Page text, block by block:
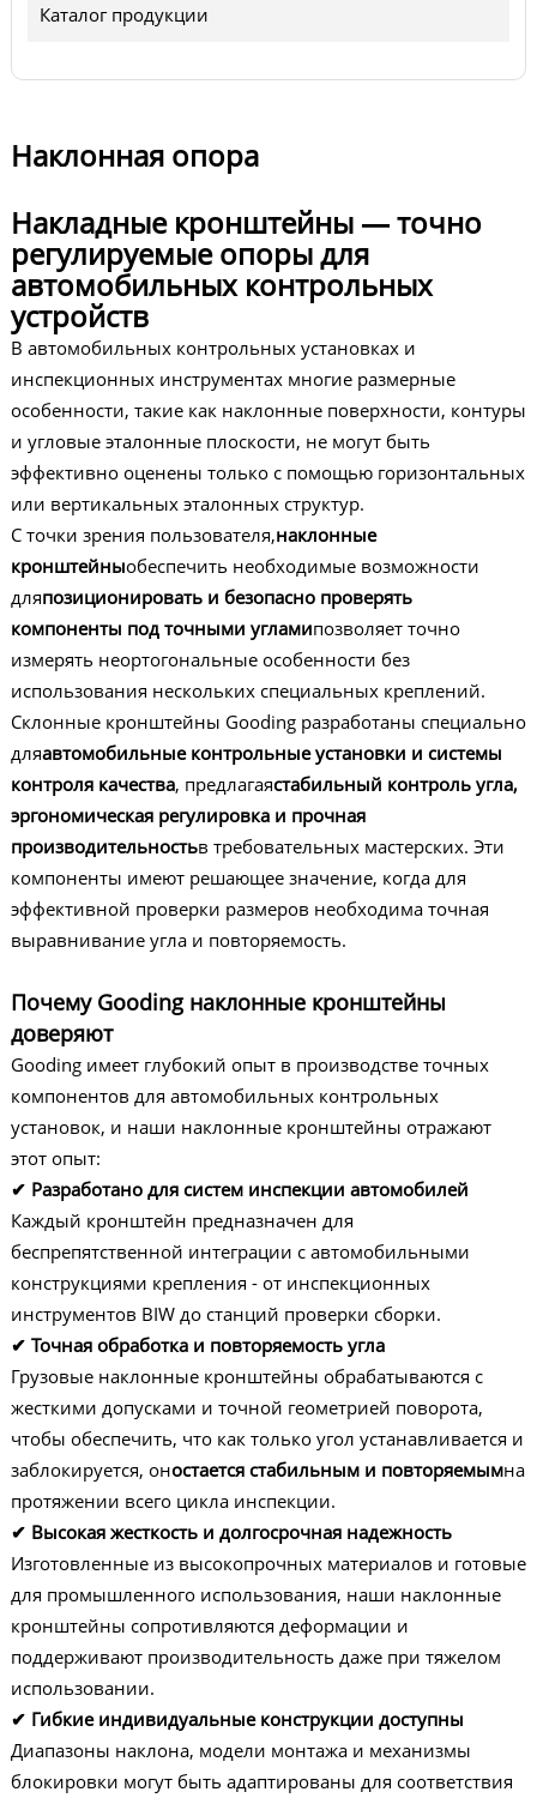
Каталог продукции
Наклонная опора
Накладные кронштейны — точно
регулируемые опоры для
автомобильных контрольных
устройств
В автомобильных контрольных установках и
инспекционных инструментах многие размерные
особенности, такие как наклонные поверхности, контуры
и угловые эталонные плоскости, не могут быть
эффективно оценены только с помощью горизонтальных
или вертикальных эталонных структур.
С точки зрения пользователя,наклонные
кронштейныобеспечить необходимые возможности
дляпозиционировать и безопасно проверять
компоненты под точными угламипозволяет точно
измерять неортогональные особенности без
использования нескольких специальных креплений.
Склонные кронштейны Gooding разработаны специально
дляавтомобильные контрольные установки и системы
контроля качества, предлагаястабильный контроль угла,
эргономическая регулировка и прочная
производительностьв требовательных мастерских. Эти
компоненты имеют решающее значение, когда для
эффективной проверки размеров необходима точная
выравнивание угла и повторяемость.
Почему Gooding наклонные кронштейны
доверяют
Gooding имеет глубокий опыт в производстве точных
компонентов для автомобильных контрольных
установок, и наши наклонные кронштейны отражают
этот опыт:
✔ Разработано для систем инспекции автомобилей
Каждый кронштейн предназначен для
беспрепятственной интеграции с автомобильными
конструкциями крепления - от инспекционных
инструментов BIW до станций проверки сборки.
✔ Точная обработка и повторяемость угла
Грузовые наклонные кронштейны обрабатываются с
жесткими допусками и точной геометрией поворота,
чтобы обеспечить, что как только угол устанавливается и
заблокируется, оностается стабильным и повторяемымна
протяжении всего цикла инспекции.
✔ Высокая жесткость и долгосрочная надежность
Изготовленные из высокопрочных материалов и готовые
для промышленного использования, наши наклонные
кронштейны сопротивляются деформации и
поддерживают производительность даже при тяжелом
использовании.
✔ Гибкие индивидуальные конструкции доступны
Диапазоны наклона, модели монтажа и механизмы
блокировки могут быть адаптированы для соответствия